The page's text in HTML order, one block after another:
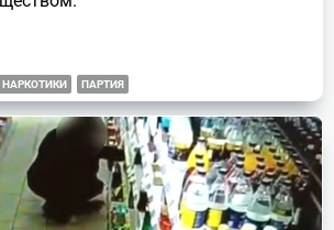
НАРКОТИКИ ПАРТИЯ